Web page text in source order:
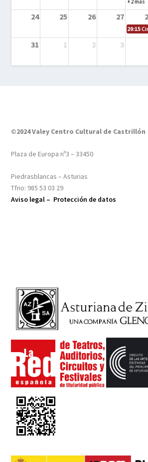
24 25 26 27
20:15
31 1 2 3
©2024 Valey Centro Cultural de Castrillón
Plaza de Europa nº3 – 33450
Piedrasblancas – Asturias
Tfno: 985 53 03 29
Aviso legal – Protección de datos